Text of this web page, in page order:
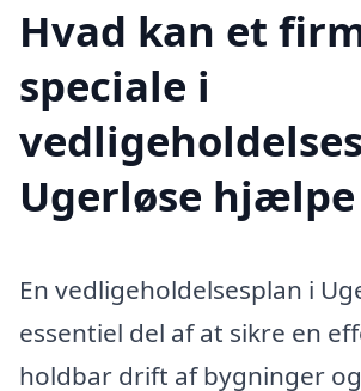
Hvad kan et
speciale i
Ugerløse hjælpe
En vedligeholdelsesplan i
essentiel del af at sikre en
holdbar drift af bygninger